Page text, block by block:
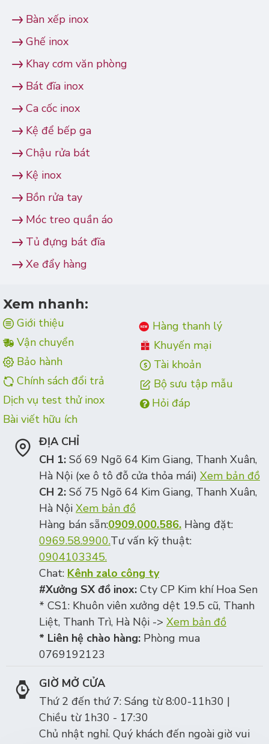
Bàn xếp inox
Ghế inox
Khay cơm văn phòng
Bát đĩa inox
Ca cốc inox
Kệ để bếp ga
Chậu rửa bát
Kệ inox
Bồn rửa tay
Móc treo quần áo
Tủ đựng bát đĩa
Xe đẩy hàng
Xem nhanh:
Giới thiệu
Vận chuyển
Bảo hành
Chính sách đổi trả
Dịch vụ test thử inox
Bài viết hữu ích
Hàng thanh lý
Khuyến mại
Tài khoản
Bộ sưu tập mẫu
Hỏi đáp
ĐỊA CHỈ
CH 1: Số 69 Ngõ 64 Kim Giang, Thanh Xuân,
Hà Nội (xe ô tô đỗ cửa thỏa mái) Xem bản đồ
CH 2: Số 75 Ngõ 64 Kim Giang, Thanh Xuân,
Hà Nội Xem bản đồ
Hàng bán sẵn:0909.000.586. Hàng đặt:
0969.58.9900.Tư vấn kỹ thuật:
0904103345.
Chat: Kênh zalo công ty
#Xưởng SX đồ inox: Cty CP Kim khí Hoa Sen
* CS1: Khuôn viên xưởng dệt 19.5 cũ, Thanh
Liệt, Thanh Trì, Hà Nội -> Xem bản đồ
* Liên hệ chào hàng: Phòng mua
0769192123
GIỜ MỞ CỬA
Thứ 2 đến thứ 7: Sáng từ 8:00-11h30 |
Chiều từ 1h30 - 17:30
Chủ nhật nghỉ. Quý khách đến ngoài giờ vui